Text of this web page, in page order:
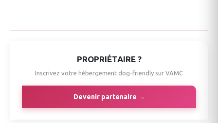
PROPRIÉTAIRE ?
Inscrivez votre hébergement dog-friendly sur VAMC
Devenir partenaire →